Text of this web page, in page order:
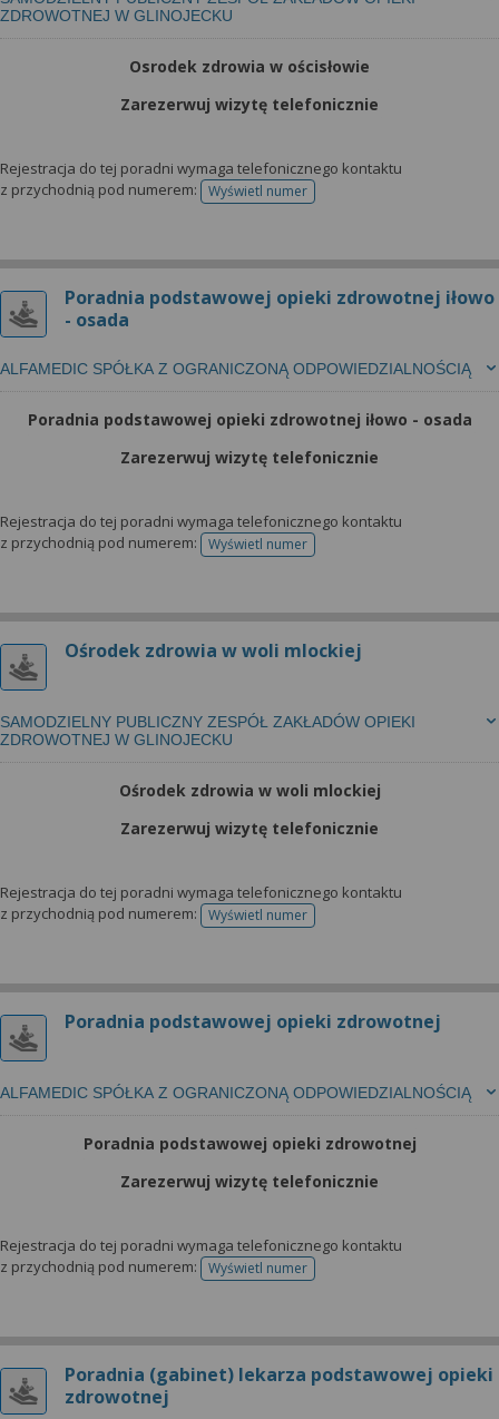
ZDROWOTNEJ W GLINOJECKU
Osrodek zdrowia w ościsłowie
Zarezerwuj wizytę telefonicznie
Rejestracja do tej poradni wymaga telefonicznego kontaktu
z przychodnią pod numerem:
Wyświetl numertelefonu do rejestracji
Poradnia podstawowej opieki zdrowotnej iłowo
- osada
ALFAMEDIC SPÓŁKA Z OGRANICZONĄ ODPOWIEDZIALNOŚCIĄ
Poradnia podstawowej opieki zdrowotnej iłowo - osada
Zarezerwuj wizytę telefonicznie
Rejestracja do tej poradni wymaga telefonicznego kontaktu
z przychodnią pod numerem:
Wyświetl numertelefonu do rejestracji
Ośrodek zdrowia w woli mlockiej
SAMODZIELNY PUBLICZNY ZESPÓŁ ZAKŁADÓW OPIEKI
ZDROWOTNEJ W GLINOJECKU
Ośrodek zdrowia w woli mlockiej
Zarezerwuj wizytę telefonicznie
Rejestracja do tej poradni wymaga telefonicznego kontaktu
z przychodnią pod numerem:
Wyświetl numertelefonu do rejestracji
Poradnia podstawowej opieki zdrowotnej
ALFAMEDIC SPÓŁKA Z OGRANICZONĄ ODPOWIEDZIALNOŚCIĄ
Poradnia podstawowej opieki zdrowotnej
Zarezerwuj wizytę telefonicznie
Rejestracja do tej poradni wymaga telefonicznego kontaktu
z przychodnią pod numerem:
Wyświetl numertelefonu do rejestracji
Poradnia (gabinet) lekarza podstawowej opieki
zdrowotnej